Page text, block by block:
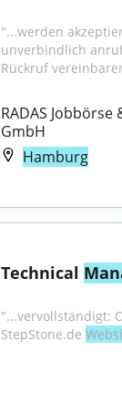
"...werden
unverbindlich
Rückruf
RADAS
GmbH
Hamburg
Technical
"...vervollständigt:
StepStone.de